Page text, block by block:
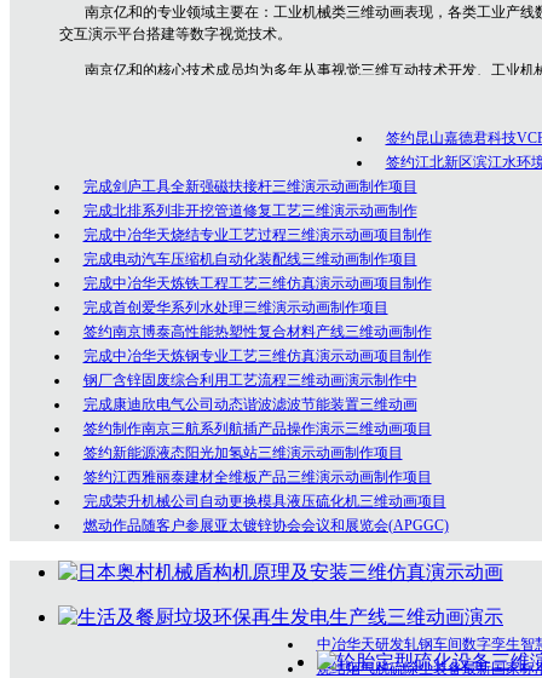
南京亿和的专业领域主要在： 工业机械类三维动画表现，各类工业产线
交互演示平台搭建等数字视觉技术。
南京亿和的核心技术成员均为多年从事视觉三维互动技术开发、工业
公司坚持以创意为核心的客户服务价值，秉承以专业技术为先导，以诚
签约昆山嘉德君科技
签约江北新区滨江水环
完成剑庐工具全新强磁扶接杆三维演示动画制作项目
完成北排系列非开挖管道修复工艺三维演示动画制作
完成中冶华天烧结专业工艺过程三维演示动画项目制作
完成电动汽车压缩机自动化装配线三维动画制作项目
完成中冶华天炼铁工程工艺三维仿真演示动画项目制作
完成首创爱华系列水处理三维演示动画制作项目
签约南京博泰高性能热塑性复合材料产线三维动画制作
完成中冶华天炼钢专业工艺三维仿真演示动画项目制作
钢厂含锌固废综合利用工艺流程三维动画演示制作中
完成康迪欣电气公司动态谐波滤波节能装置三维动画
签约制作南京三航系列航插产品操作演示三维动画项目
签约新能源液态阳光加氢站三维演示动画制作项目
签约江西雅丽泰建材全维板产品三维演示动画制作项目
完成荣升机械公司自动更换模具液压硫化机三维动画项目
燃动作品随客户参展亚太镀锌协会会议和展览会(APGGC)
中冶华天研发轧钢车间数字孪生智
烧结烟气脱硫除尘装备最新国家标